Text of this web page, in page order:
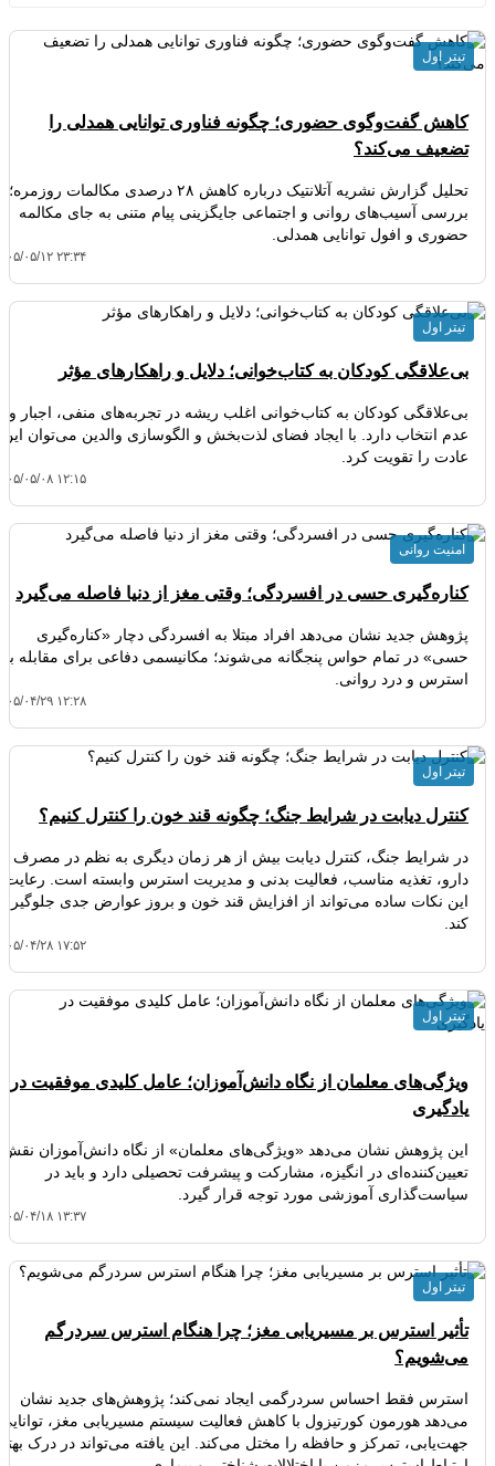
کاهش گفت‌وگوی حضوری؛ چگونه فناوری توانایی همدلی را
تضعیف می‌کند؟
تحلیل گزارش نشریه آتلانتیک درباره کاهش ۲۸ درصدی مکالمات روزمره؛
بررسی آسیب‌های روانی و اجتماعی جایگزینی پیام متنی به جای مکالمه
حضوری و افول توانایی همدلی.
۱۴۰۵/۰۵/۱۲
تیتر اول
بی‌علاقگی کودکان به کتاب‌خوانی؛ دلایل و راهکارهای مؤثر
بی‌علاقگی کودکان به کتاب‌خوانی اغلب ریشه در تجربه‌های منفی، اجبار و
عدم انتخاب دارد. با ایجاد فضای لذت‌بخش و الگوسازی والدین می‌توان این
عادت را تقویت کرد.
۱۴۰۵/۰۵/۰۸
تیتر اول
کناره‌گیری حسی در افسردگی؛ وقتی مغز از دنیا فاصله می‌گیرد
پژوهش جدید نشان می‌دهد افراد مبتلا به افسردگی دچار «کناره‌گیری
حسی» در تمام حواس پنجگانه می‌شوند؛ مکانیسمی دفاعی برای مقابله با
استرس و درد روانی.
۱۴۰۵/۰۴/۲۹
امنیت روانی
کنترل دیابت در شرایط جنگ؛ چگونه قند خون را کنترل کنیم؟
در شرایط جنگ، کنترل دیابت بیش از هر زمان دیگری به نظم در مصرف
دارو، تغذیه مناسب، فعالیت بدنی و مدیریت استرس وابسته است. رعایت
این نکات ساده می‌تواند از افزایش قند خون و بروز عوارض جدی جلوگیری
کند.
۱۴۰۵/۰۴/۲۸
تیتر اول
ویژگی‌های معلمان از نگاه دانش‌آموزان؛ عامل کلیدی موفقیت در
یادگیری
این پژوهش نشان می‌دهد «ویژگی‌های معلمان» از نگاه دانش‌آموزان نقش
تعیین‌کننده‌ای در انگیزه، مشارکت و پیشرفت تحصیلی دارد و باید در
سیاست‌گذاری آموزشی مورد توجه قرار گیرد.
۱۴۰۵/۰۴/۱۸
تیتر اول
تأثیر استرس بر مسیریابی مغز؛ چرا هنگام استرس سردرگم
می‌شویم؟
استرس فقط احساس سردرگمی ایجاد نمی‌کند؛ پژوهش‌های جدید نشان
می‌دهد هورمون کورتیزول با کاهش فعالیت سیستم مسیریابی مغز، توانایی
جهت‌یابی، تمرکز و حافظه را مختل می‌کند. این یافته می‌تواند در درک بهتر
تیتر اول